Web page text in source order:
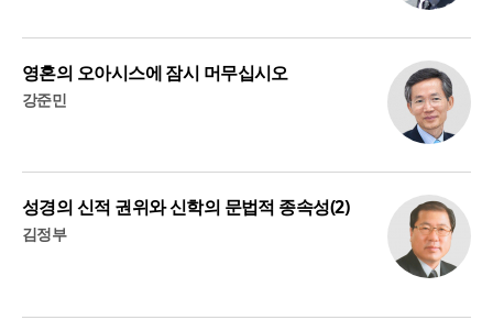
영혼의 오아시스에 잠시 머무십시오
강준민
성경의 신적 권위와 신학의 문법적 종속성(2)
김정부